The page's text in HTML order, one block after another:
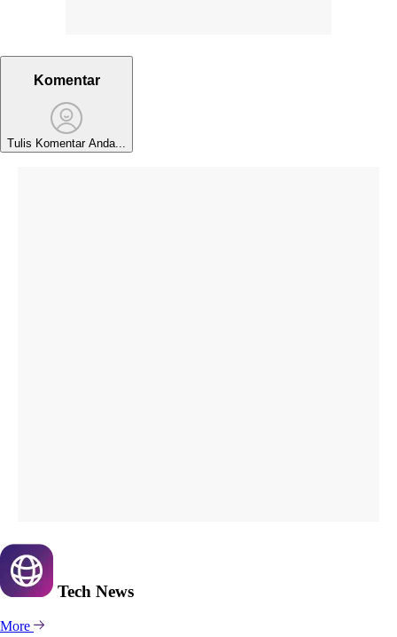
Komentar
Tulis Komentar Anda...
Tech News
More